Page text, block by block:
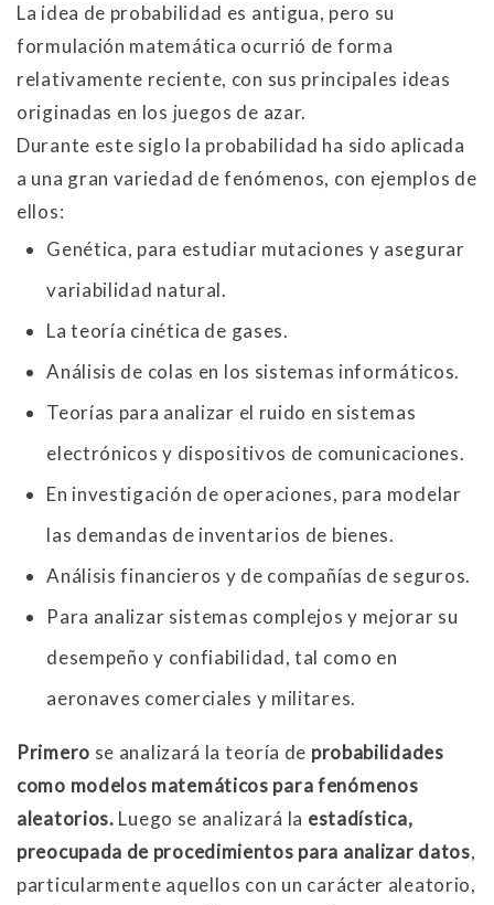
La idea de probabilidad es antigua, pero su
formulación matemática ocurrió de forma
relativamente reciente, con sus principales ideas
originadas en los juegos de azar.
Durante este siglo la probabilidad ha sido aplicada
a una gran variedad de fenómenos, con ejemplos de
ellos:
Genética, para estudiar mutaciones y asegurar
variabilidad natural.
La teoría cinética de gases.
Análisis de colas en los sistemas informáticos.
Teorías para analizar el ruido en sistemas
electrónicos y dispositivos de comunicaciones.
En investigación de operaciones, para modelar
las demandas de inventarios de bienes.
Análisis financieros y de compañías de seguros.
Para analizar sistemas complejos y mejorar su
desempeño y confiabilidad, tal como en
aeronaves comerciales y militares.
Primero se analizará la teoría de probabilidades
como modelos matemáticos para fenómenos
aleatorios. Luego se analizará la estadística,
preocupada de procedimientos para analizar datos,
particularmente aquellos con un carácter aleatorio,